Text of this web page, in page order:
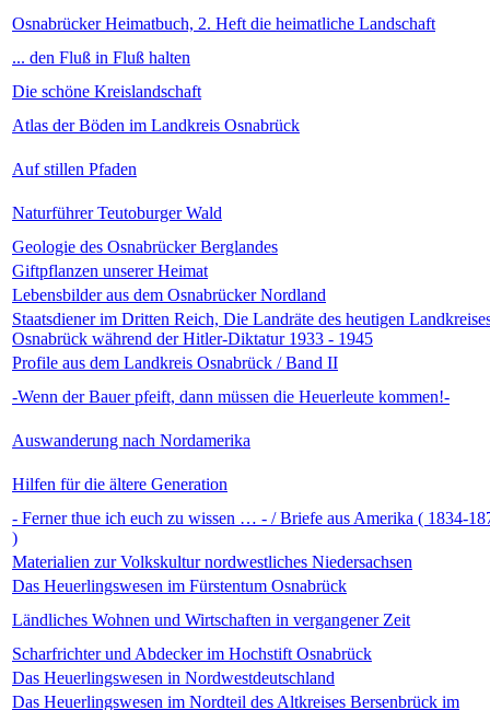
Osnabrücker Heimatbuch, 2. Heft die heimatliche Landschaft
... den Fluß in Fluß halten
Die schöne Kreislandschaft
Atlas der Böden im Landkreis Osnabrück
Auf stillen Pfaden
Naturführer Teutoburger Wald
Geologie des Osnabrücker Berglandes
Giftpflanzen unserer Heimat
Lebensbilder aus dem Osnabrücker Nordland
Staatsdiener im Dritten Reich, Die Landräte des heutigen
Osnabrück während der Hitler-Diktatur 1933 - 1945
Profile aus dem Landkreis Osnabrück / Band II
-Wenn der Bauer pfeift, dann müssen die Heuerleute kommen!-
Auswanderung nach Nordamerika
Hilfen für die ältere Generation
- Ferner thue ich euch zu wissen … - / Briefe aus Amerika ( 1834-
)
Materialien zur Volkskultur nordwestliches Niedersachsen
Das Heuerlingswesen im Fürstentum Osnabrück
Ländliches Wohnen und Wirtschaften in vergangener Zeit
Scharfrichter und Abdecker im Hochstift Osnabrück
Das Heuerlingswesen in Nordwestdeutschland
Das Heuerlingswesen im Nordteil des Altkreises Bersenbrück im